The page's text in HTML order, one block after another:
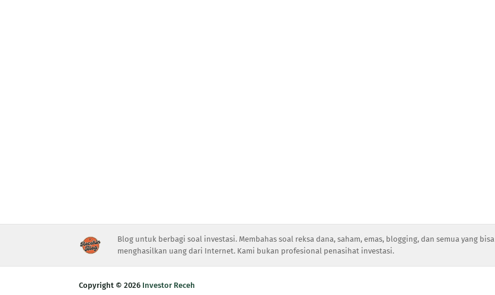
Blog untuk berbagi soal investasi. Membahas soal reksa dana, saham, emas, blogging, dan semua yang bisa
menghasilkan uang dari Internet. Kami bukan profesional penasihat investasi.
Copyright © 2026 Investor Receh